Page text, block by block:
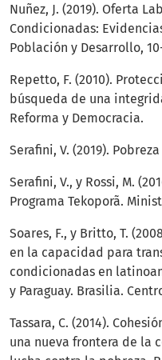
Nuñez, J. (2019). Oferta
Condicionadas:
Población y Desarrollo,
Repetto, F. (2010).
búsqueda de una
Reforma y Democracia.
Serafini, V. (2019).
Serafini, V., y Rossi, M.
Programa Tekoporã.
Soares, F., y Britto, T.
en la capacidad para
condicionadas en
y Paraguay. Brasilia.
Tassara, C. (2014).
una nueva frontera de la